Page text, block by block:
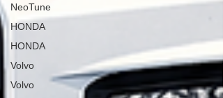
NeoTune
HONDA
HONDA
Volvo
Volvo